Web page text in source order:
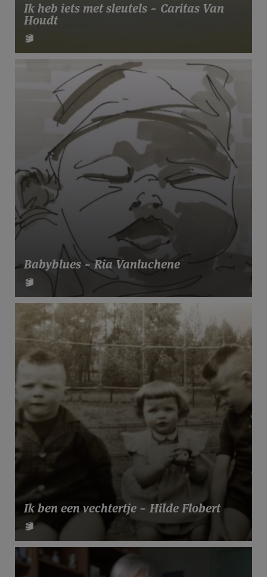
Ik heb iets met sleutels ~ Caritas Van
Houdt
Babyblues ~ Ria Vanluchene
Ik ben een vechtertje ~ Hilde Flobert